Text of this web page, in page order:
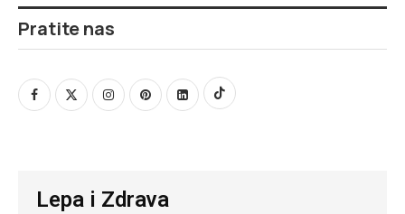
Pratite nas
Lepa i Zdrava